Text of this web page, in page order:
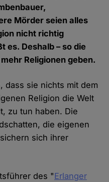
Mörder seien alles
nicht richtig
es. Deshalb – so die
Religionen geben.
dass sie nichts mit dem
Religion die Welt
zu tun haben. Die
die eigenen
sich ihrer
des "Erlanger